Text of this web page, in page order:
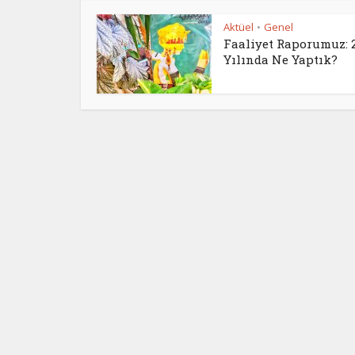
Aktüel • Genel
Faaliyet Raporumuz:
Yılında Ne Yaptık?